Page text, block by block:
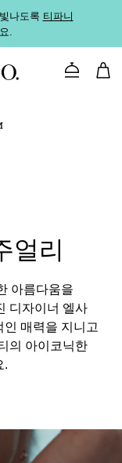
나도록 티파니
.
문의하기
얼리
아름다움을
디자이너 엘사
매력을 지니고
의 아이코닉한
.